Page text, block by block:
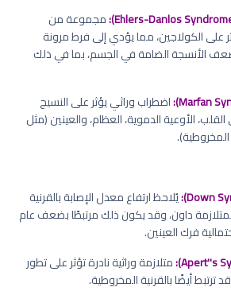
مجموعة من
على الكولاجين، مما يؤدي إلى فرط مرونة
الأنسجة الضامة في الجسم، بما في ذلك
اضطراب وراثي يؤثر على النسيج
الأوعية الدموية، العظام، والعينين (مثل
يُلاحظ ارتفاع معدل الإصابة بالقرنية
داون، وقد يكون ذلك مرتبطًا بضعف عام
فرك العينين.
متلازمة وراثية نادرة تؤثر على تطور
ترتبط أيضًا بالقرنية المخروطية.